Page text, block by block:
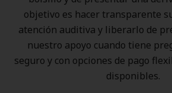
objetivo es hacer transparente
atención auditiva y liberarlo de
nuestro apoyo cuando tiene
seguro y con opciones de pago
disponibles.